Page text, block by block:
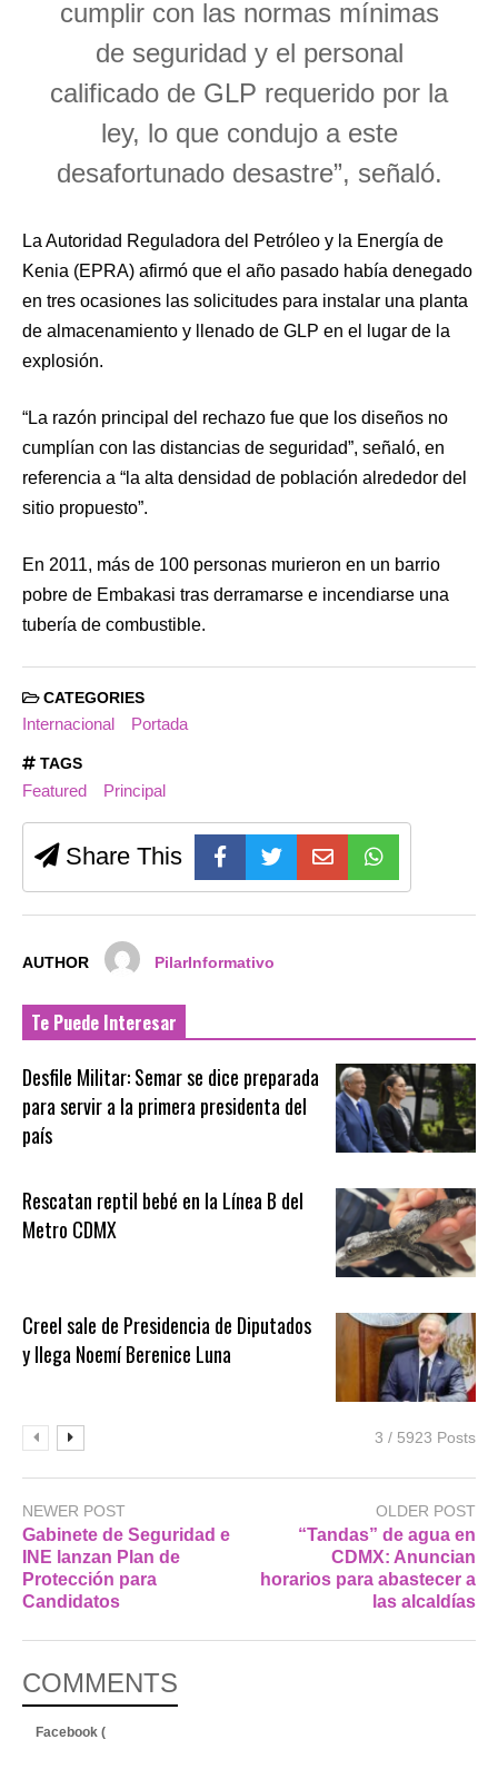
cumplir con las normas mínimas
de seguridad y el personal
calificado de GLP requerido por la
ley, lo que condujo a este
desafortunado desastre”, señaló.
La Autoridad Reguladora del Petróleo y la Energía de
Kenia (EPRA) afirmó que el año pasado había denegado
en tres ocasiones las solicitudes para instalar una planta
de almacenamiento y llenado de GLP en el lugar de la
explosión.
“La razón principal del rechazo fue que los diseños no
cumplían con las distancias de seguridad”, señaló, en
referencia a “la alta densidad de población alrededor del
sitio propuesto”.
En 2011, más de 100 personas murieron en un barrio
pobre de Embakasi tras derramarse e incendiarse una
tubería de combustible.
CATEGORIES
Internacional Portada
TAGS
Featured Principal
Share This
AUTHOR PilarInformativo
Te Puede Interesar
Desfile Militar: Semar se dice preparada
para servir a la primera presidenta del
país
Rescatan reptil bebé en la Línea B del
Metro CDMX
Creel sale de Presidencia de Diputados
y llega Noemí Berenice Luna
3 / 5923 Posts
NEWER POST
Gabinete de Seguridad e
INE lanzan Plan de
Protección para
Candidatos
OLDER POST
“Tandas” de agua en
CDMX: Anuncian
horarios para abastecer a
las alcaldías
COMMENTS
Facebook (